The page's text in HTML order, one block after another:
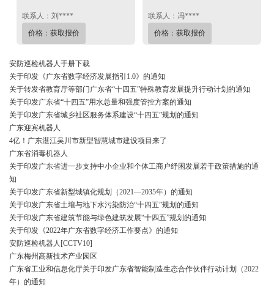
联系人：刘****
价格：获取报价
联系人：冯****
价格：获取报价
安防巡检机器人手册下载
关于印发《广东省数字经济发展指引1.0》的通知
关于转发省教育厅等部门广东省“十四五”特殊教育发展提升行动计划的通知
关于印发广东省“十四五”用水总量和强度管控方案的通知
关于印发广东省城乡社区服务体系建设“十四五”规划的通知
广东迎宾机器人
4亿！广东湛江吴川市新型智慧城市建设项目来了
广东省消毒机器人
关于印发广东省进一步支持中小企业和个体工商户纾困发展若干政策措施的通
知
关于印发广东省新型城镇化规划（2021—2035年）的通知
关于印发广东省土壤与地下水污染防治“十四五”规划的通知
关于印发广东省建筑节能与绿色建筑发展“十四五”规划的通知
关于印发《2022年广东省数字经济工作要点》的通知
安防巡检机器人[CCTV10]
广东梅州高新技术产业园区
广东省工业和信息化厅关于印发广东省智能制造生态合作伙伴行动计划（2022
年）的通知